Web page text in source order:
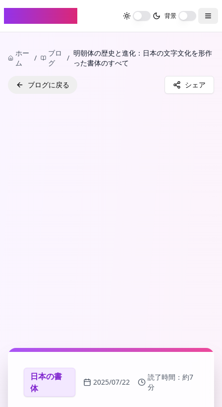
背景
ホー
ム
/
ブロ
グ
/
明朝体の歴史と進化：日本の文字文化を形作
った書体のすべて
ブログに戻る シェア
日本の書
体
2025/07/22
読了時間： 約7
分